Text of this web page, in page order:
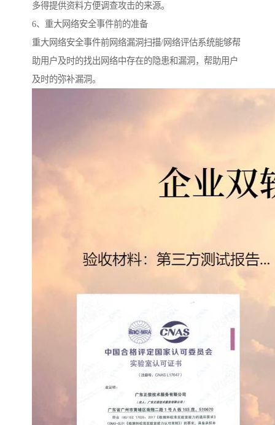
多得提供资料方便调查攻击的来源。
6、重大网络安全事件前的准备
重大网络安全事件前网络漏洞扫描/网络评估系统能够帮
助用户及时的找出网络中存在的隐患和漏洞，帮助用户
及时的弥补漏洞。